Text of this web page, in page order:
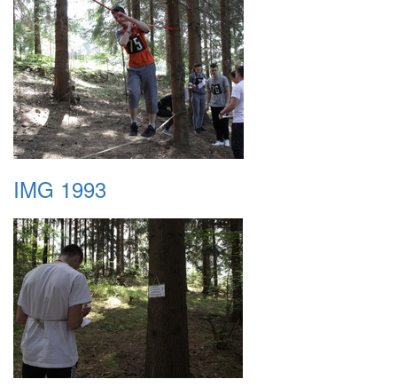
IMG 1993